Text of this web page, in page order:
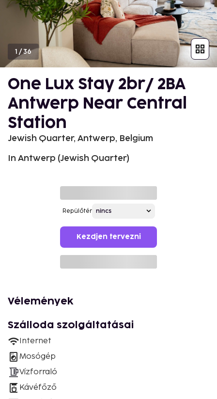
1 /36
One Lux Stay 2br/ 2BA
Antwerp Near Central
Station
Jewish Quarter, Antwerp, Belgium
In Antwerp (Jewish Quarter)
Repülőtér
Kezdjen tervezni
Vélemények
Szálloda szolgáltatásai
Internet
Mosógép
Vízforraló
Kávéfőző